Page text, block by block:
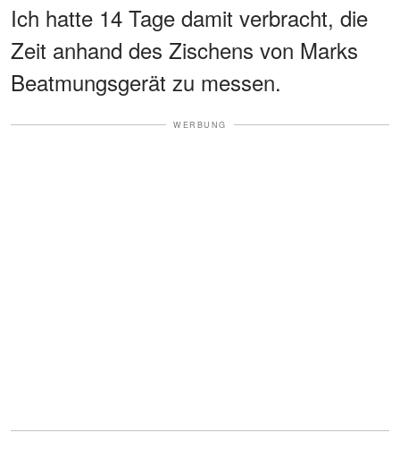
Ich hatte 14 Tage damit verbracht, die
Zeit anhand des Zischens von Marks
Beatmungsgerät zu messen.
WERBUNG